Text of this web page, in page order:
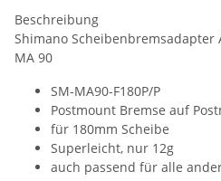
Beschreibung
Shimano Scheibenbremsadapter
MA 90
SM-MA90-F180P/P
Postmount Bremse auf
für 180mm Scheibe
Superleicht, nur 12g
auch passend für alle